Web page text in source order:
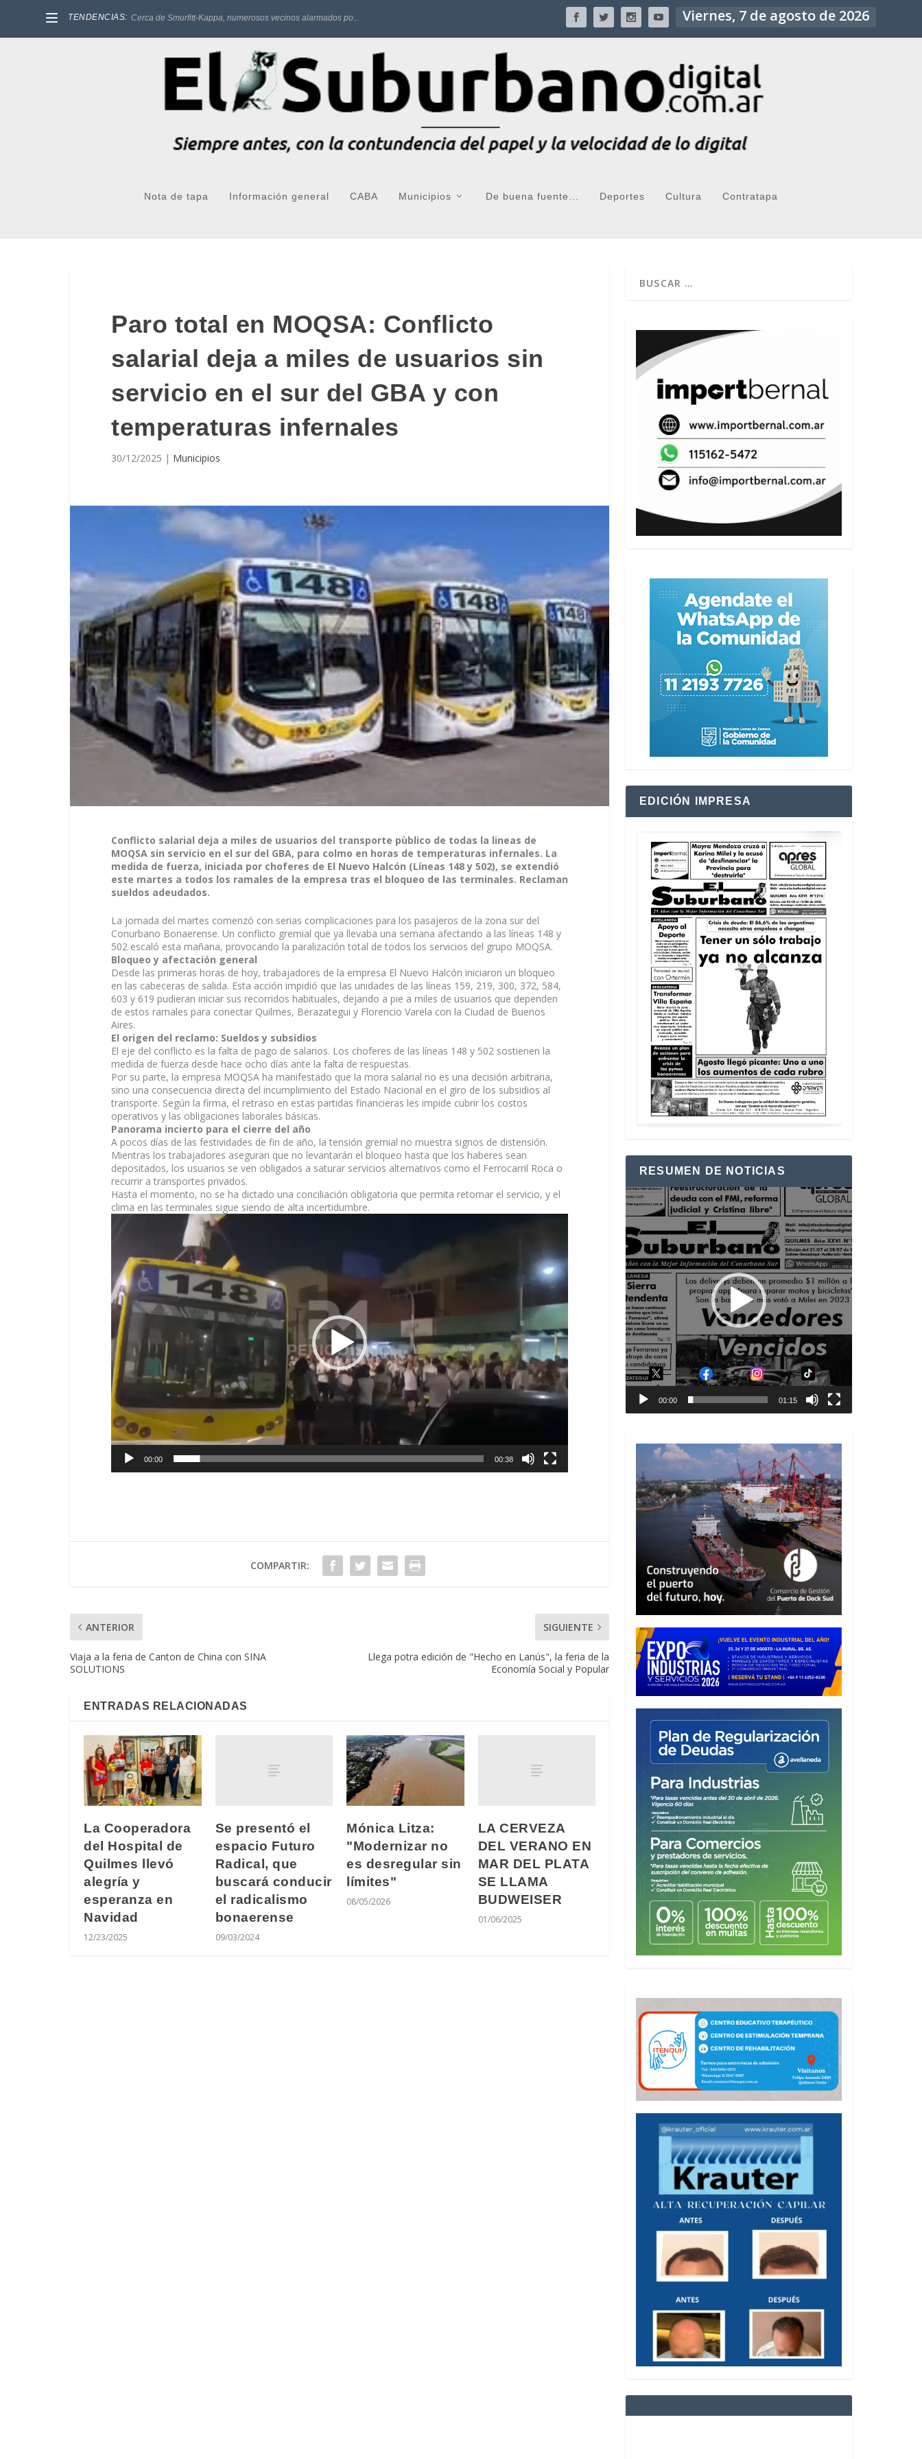
TENDENCIAS: Cerca de Smurfitt-Kappa, numerosos vecinos alarmados po... Viernes, 7 de agosto de 2026
Nota de tapa Información general CABA Municipios De buena fuente... Deportes Cultura Contratapa
Paro total en MOQSA: Conflicto
salarial deja a miles de usuarios sin
servicio en el sur del GBA y con
temperaturas infernales
30/12/2025 | Municipios
Conflicto salarial deja a miles de usuarios del transporte pùblico de todas la lineas de
MOQSA sin servicio en el sur del GBA, para colmo en horas de temperaturas infernales. La
medida de fuerza, iniciada por choferes de El Nuevo Halcón (Líneas 148 y 502), se extendió
este martes a todos los ramales de la empresa tras el bloqueo de las terminales. Reclaman
sueldos adeudados.
La jornada del martes comenzó con serias complicaciones para los pasajeros de la zona sur del
Conurbano Bonaerense. Un conflicto gremial que ya llevaba una semana afectando a las líneas 148 y
502 escaló esta mañana, provocando la paralización total de todos los servicios del grupo MOQSA.
Bloqueo y afectación general
Desde las primeras horas de hoy, trabajadores de la empresa El Nuevo Halcón iniciaron un bloqueo
en las cabeceras de salida. Esta acción impidió que las unidades de las líneas 159, 219, 300, 372, 584,
603 y 619 pudieran iniciar sus recorridos habituales, dejando a pie a miles de usuarios que dependen
de estos ramales para conectar Quilmes, Berazategui y Florencio Varela con la Ciudad de Buenos
Aires.
El origen del reclamo: Sueldos y subsidios
El eje del conflicto es la falta de pago de salarios. Los choferes de las líneas 148 y 502 sostienen la
medida de fuerza desde hace ocho días ante la falta de respuestas.
Por su parte, la empresa MOQSA ha manifestado que la mora salarial no es una decisión arbitraria,
sino una consecuencia directa del incumplimiento del Estado Nacional en el giro de los subsidios al
transporte. Según la firma, el retraso en estas partidas financieras les impide cubrir los costos
operativos y las obligaciones laborales básicas.
Panorama incierto para el cierre del año
A pocos días de las festividades de fin de año, la tensión gremial no muestra signos de distensión.
Mientras los trabajadores aseguran que no levantarán el bloqueo hasta que los haberes sean
depositados, los usuarios se ven obligados a saturar servicios alternativos como el Ferrocarril Roca o
recurrir a transportes privados.
Hasta el momento, no se ha dictado una conciliación obligatoria que permita retomar el servicio, y el
clima en las terminales sigue siendo de alta incertidumbre.
Reproductor
00:00 00:38
COMPARTIR:
ANTERIOR
Viaja a la feria de Canton de China con SINA
SOLUTIONS
SIGUIENTE
Llega potra edición de "Hecho en Lanús", la feria de la
Economía Social y Popular
ENTRADAS RELACIONADAS
La Cooperadora
del Hospital de
Quilmes llevó
alegría y
esperanza en
Navidad
12/23/2025
Se presentó el
espacio Futuro
Radical, que
buscará conducir
el radicalismo
bonaerense
09/03/2024
Mónica Litza:
"Modernizar no
es desregular sin
límites"
08/05/2026
LA CERVEZA
DEL VERANO EN
MAR DEL PLATA
SE LLAMA
BUDWEISER
01/06/2025
EDICIÓN IMPRESA
RESUMEN DE NOTICIAS
Reproductor
de
vídeo
00:00 01:15